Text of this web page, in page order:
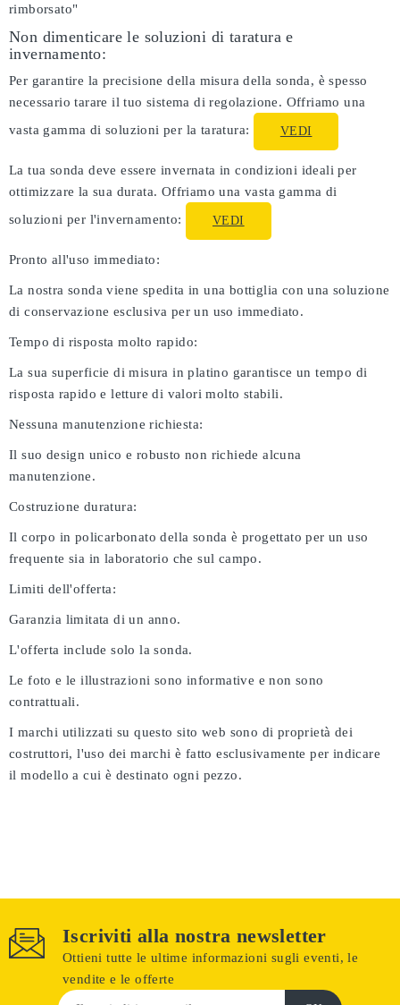
rimborsato"
Non dimenticare le soluzioni di taratura e
invernamento:
Per garantire la precisione della misura della sonda, è spesso
necessario tarare il tuo sistema di regolazione. Offriamo una
vasta gamma di soluzioni per la taratura:
VEDI
La tua sonda deve essere invernata in condizioni ideali per
ottimizzare la sua durata. Offriamo una vasta gamma di
soluzioni per l'invernamento:
VEDI
Pronto all'uso immediato:
La nostra sonda viene spedita in una bottiglia con una soluzione
di conservazione esclusiva per un uso immediato.
Tempo di risposta molto rapido:
La sua superficie di misura in platino garantisce un tempo di
risposta rapido e letture di valori molto stabili.
Nessuna manutenzione richiesta:
Il suo design unico e robusto non richiede alcuna
manutenzione.
Costruzione duratura:
Il corpo in policarbonato della sonda è progettato per un uso
frequente sia in laboratorio che sul campo.
Limiti dell'offerta:
Garanzia limitata di un anno.
L'offerta include solo la sonda.
Le foto e le illustrazioni sono informative e non sono
contrattuali.
I marchi utilizzati su questo sito web sono di proprietà dei
costruttori, l'uso dei marchi è fatto esclusivamente per indicare
il modello a cui è destinato ogni pezzo.
Iscriviti alla nostra newsletter
Ottieni tutte le ultime informazioni sugli eventi, le
vendite e le offerte